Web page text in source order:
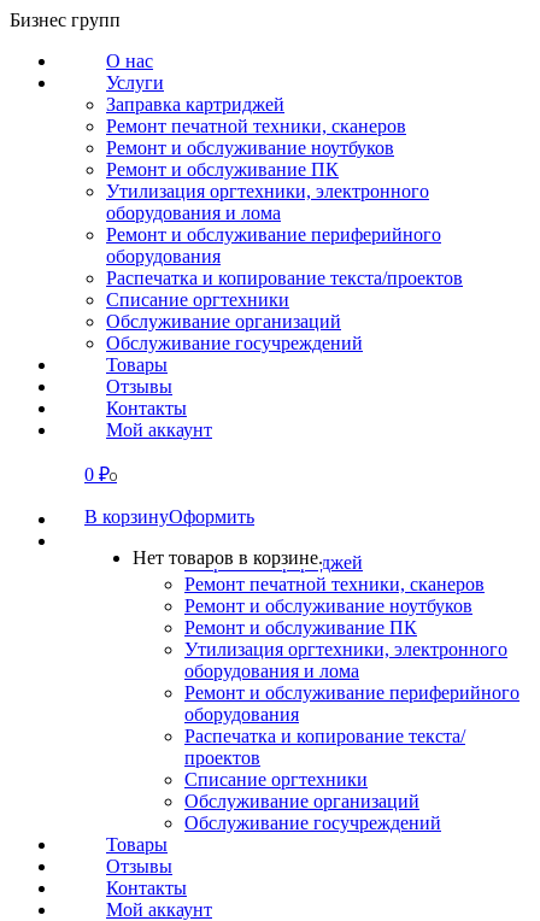
Перейти
содержанию
Бизнес групп
О нас
Услуги
Заправка картриджей
Ремонт печатной техники, сканеров
Ремонт и обслуживание ноутбуков
Ремонт и обслуживание ПК
Утилизация оргтехники, электронного
оборудования и лома
Ремонт и обслуживание периферийного
оборудования
Распечатка и копирование текста/проектов
Списание оргтехники
Обслуживание организаций
Обслуживание госучреждений
Товары
Отзывы
Контакты
Мой аккаунт
0 ₽0
В корзинуОформить
Нет товаров в корзине.
СВЯЗАТЬСЯ
О нас
Заправка картриджей
Ремонт печатной техники, сканеров
Ремонт и обслуживание ноутбуков
Ремонт и обслуживание ПК
Утилизация оргтехники, электронного
оборудования и лома
Ремонт и обслуживание периферийного
оборудования
Распечатка и копирование текста/
проектов
Списание оргтехники
Обслуживание организаций
Обслуживание госучреждений
Товары
Отзывы
Контакты
Мой аккаунт